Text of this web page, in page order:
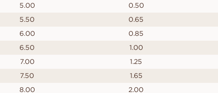
5.00
0.50
5.50
0.65
6.00
0.85
6.50
1.00
7.00
1.25
7.50
1.65
8.00
2.00